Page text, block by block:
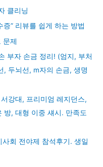
클리닝
” 리뷰를 쉽게 하는 방법
문제
부자 손금 정리! (엄지, 부처
, 두뇌선, m자의 손금, 생명
강대, 프리미엄 레지던스,
방, 대형 이중 섀시. 만족도
회 전야제 참석후기. 생일